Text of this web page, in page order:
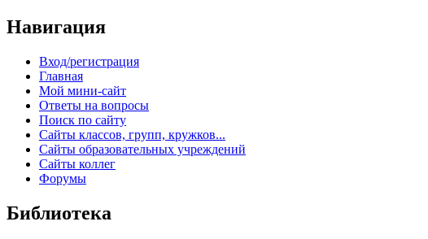
Навигация
Вход/регистрация
Главная
Мой мини-сайт
Ответы на вопросы
Поиск по сайту
Сайты классов, групп, кружков...
Сайты образовательных учреждений
Сайты коллег
Форумы
Библиотека